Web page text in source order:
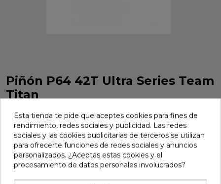
Piñón P64 42T Ultra Series Team
Titan
Piñón P64 42T Ultra Series Team Titan. Ref 56042U
Marca: Team Titan Ref:
7,99 €
Esta tienda te pide que aceptes cookies para fines de
rendimiento, redes sociales y publicidad. Las redes
sociales y las cookies publicitarias de terceros se utilizan
para ofrecerte funciones de redes sociales y anuncios
personalizados. ¿Aceptas estas cookies y el
procesamiento de datos personales involucrados?